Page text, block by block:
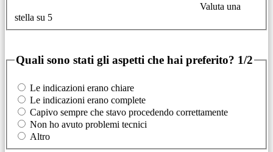
Valuta una
stella su 5
Quali sono stati gli aspetti che hai preferito? 1/2
Le indicazioni erano chiare
Le indicazioni erano complete
Capivo sempre che stavo procedendo correttamente
Non ho avuto problemi tecnici
Altro